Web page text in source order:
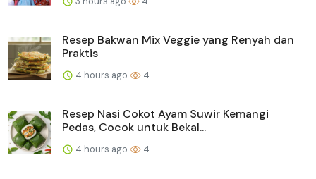
Resep Bakwan Mix Veggie yang Renyah dan
Praktis
4 hours ago 4
Resep Nasi Cokot Ayam Suwir Kemangi
Pedas, Cocok untuk Bekal...
4 hours ago 4